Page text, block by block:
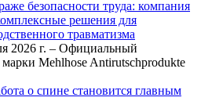
безопасности труда: компания
решения для
травматизма
2026 г. – Официальный
Mehlhose Antirutschprodukte